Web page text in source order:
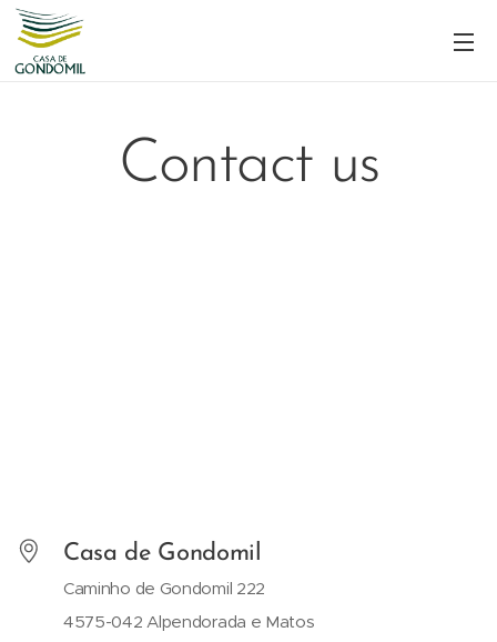
Contact us
Casa de Gondomil
Caminho de Gondomil 222
4575-042 Alpendorada e Matos